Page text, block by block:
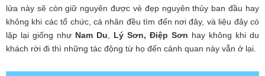
lửa này sẽ còn giữ nguyên được vẻ đẹp nguyên thủy ban đầu hay
không khi các tổ chức, cá nhân đều tìm đến nơi đây, và liệu đây có
lặp lại giống như Nam Du Lý Sơn, Điệp Sơn hay không khi du
khách rời đi thì những tác động từ họ đến cảnh quan này vẫn ở lại.